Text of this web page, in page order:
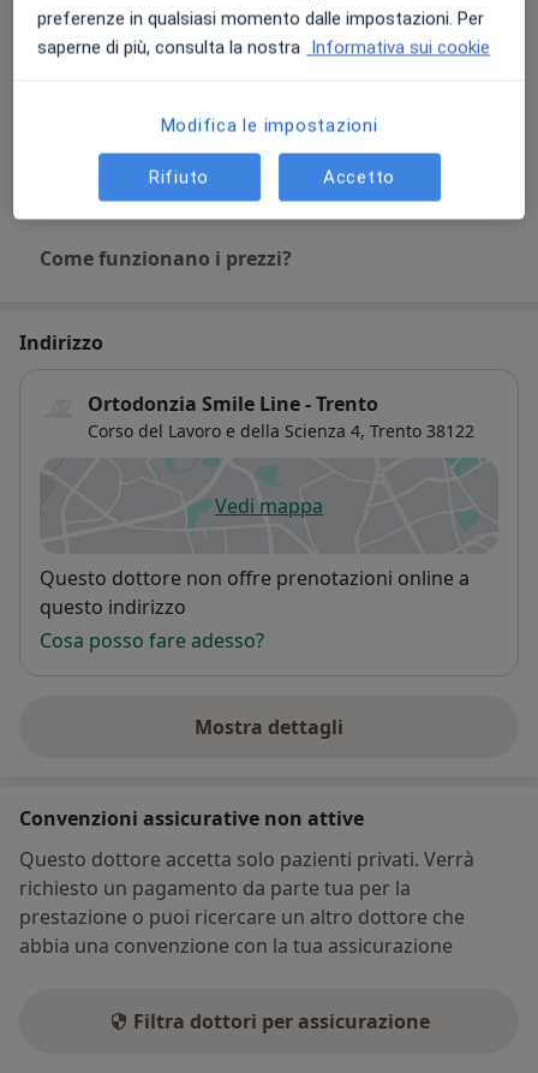
Dettagli
+ 4 prestazioni
Come funzionano i prezzi?
Indirizzo
Ortodonzia Smile Line - Trento
Corso del Lavoro e della Scienza 4, Trento 38122
Vedi mappasi apre in una nuova scheda
Disponibilità
Questo dottore non offre prenotazioni online a
questo indirizzo
Cosa posso fare adesso?
Mostra dettagli
sull'indirizzo
Convenzioni assicurative non attive
Questo dottore accetta solo pazienti privati. Verrà
richiesto un pagamento da parte tua per la
prestazione o puoi ricercare un altro dottore che
abbia una convenzione con la tua assicurazione
Filtra dottori per assicurazione
preferenze in qualsiasi momento dalle impostazioni. Per
saperne di più, consulta la nostra Informativa sui cookie
Modifica le impostazioni
Rifiuto Accetto